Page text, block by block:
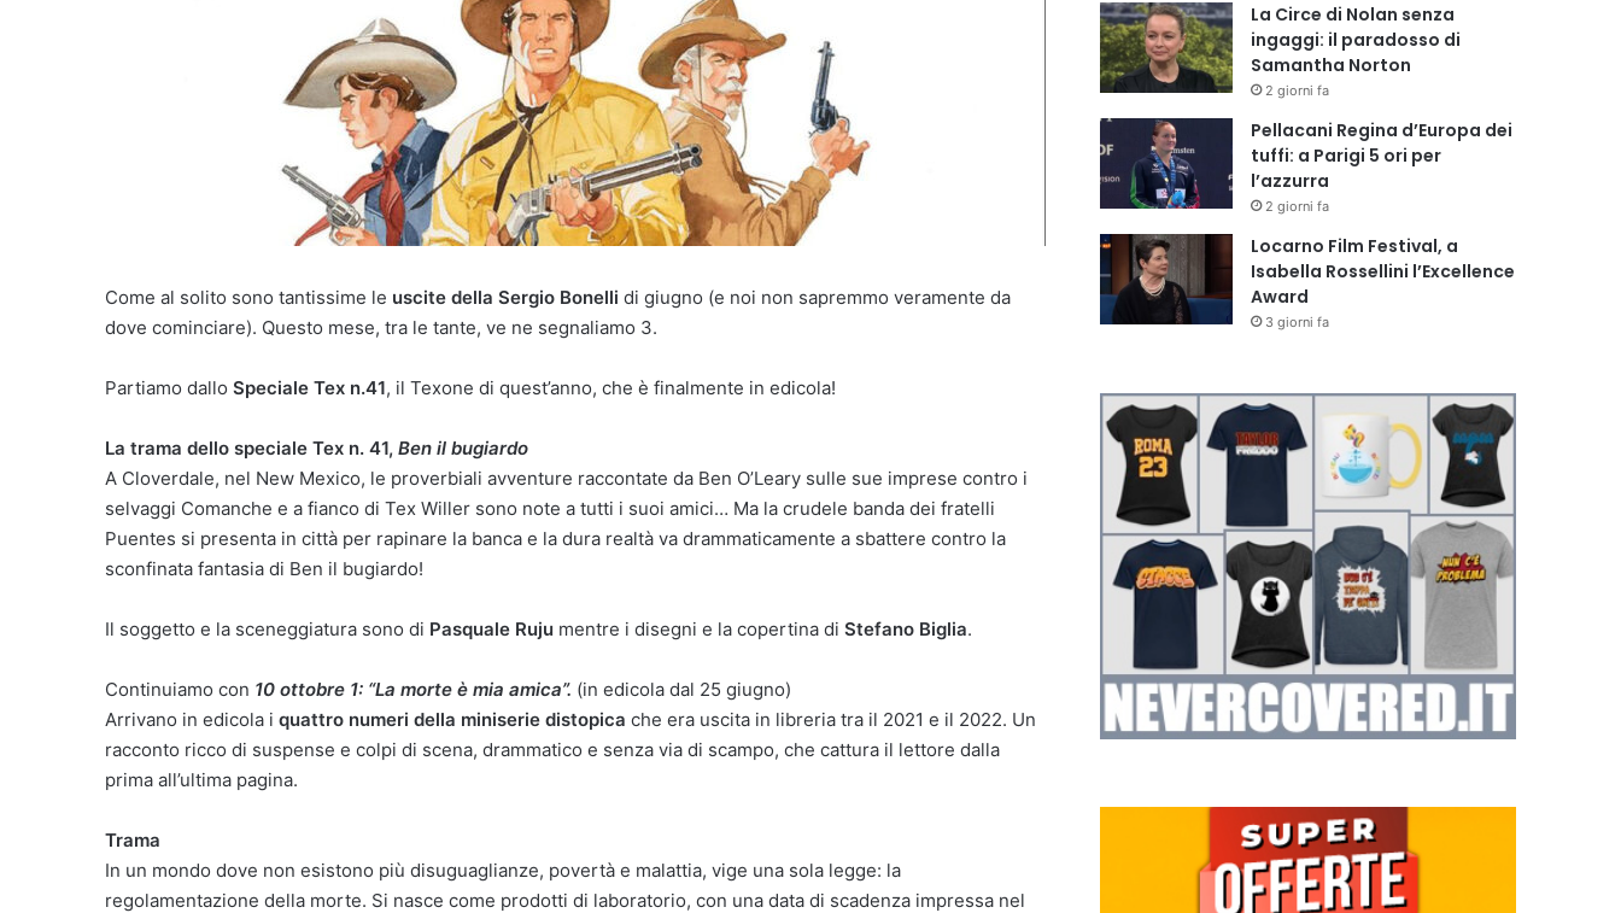
Come al solito sono tantissime le uscite della Sergio Bonelli di giugno (e noi non sapremmo veramente da
dove cominciare). Questo mese, tra le tante, ve ne segnaliamo 3.
Partiamo dallo Speciale Tex n.41, il Texone di quest’anno, che è finalmente in edicola!
La trama dello speciale Tex n. 41, Ben il bugiardo
A Cloverdale, nel New Mexico, le proverbiali avventure raccontate da Ben O’Leary sulle sue imprese contro i
selvaggi Comanche e a fianco di Tex Willer sono note a tutti i suoi amici… Ma la crudele banda dei fratelli
Puentes si presenta in città per rapinare la banca e la dura realtà va drammaticamente a sbattere contro la
sconfinata fantasia di Ben il bugiardo!
Il soggetto e la sceneggiatura sono di Pasquale Ruju mentre i disegni e la copertina di Stefano Biglia.
Continuiamo con 10 ottobre 1: “La morte è mia amica”. (in edicola dal 25 giugno)
Arrivano in edicola i quattro numeri della miniserie distopica che era uscita in libreria tra il 2021 e il 2022. Un
racconto ricco di suspense e colpi di scena, drammatico e senza via di scampo, che cattura il lettore dalla
prima all’ultima pagina.
Trama
In un mondo dove non esistono più disuguaglianze, povertà e malattia, vige una sola legge: la
regolamentazione della morte. Si nasce come prodotti di laboratorio, con una data di scadenza impressa nel
La Circe di Nolan senza
ingaggi: il paradosso di
Samantha Norton
2 giorni fa
Pellacani Regina d’Europa dei
tuffi: a Parigi 5 ori per
l’azzurra
2 giorni fa
Locarno Film Festival, a
Isabella Rossellini l’Excellence
Award
3 giorni fa